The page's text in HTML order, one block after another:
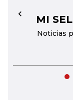
MI
Noticias
←